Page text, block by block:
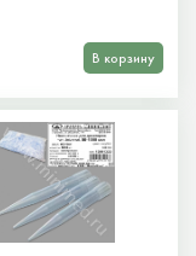
В корзину